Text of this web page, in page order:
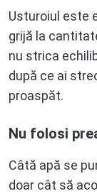
Usturoiul este
grijă la
nu strica
după ce ai
proaspăt.
Nu folosi
Câtă apă se
doar cât să